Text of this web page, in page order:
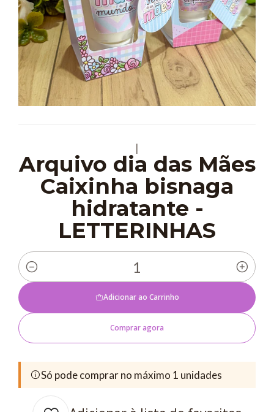
|
Arquivo dia das Mães
Caixinha bisnaga
hidratante -
LETTERINHAS
Quantidade
Adicionar ao Carrinho
Comprar agora
Só pode comprar no máximo 1 unidades